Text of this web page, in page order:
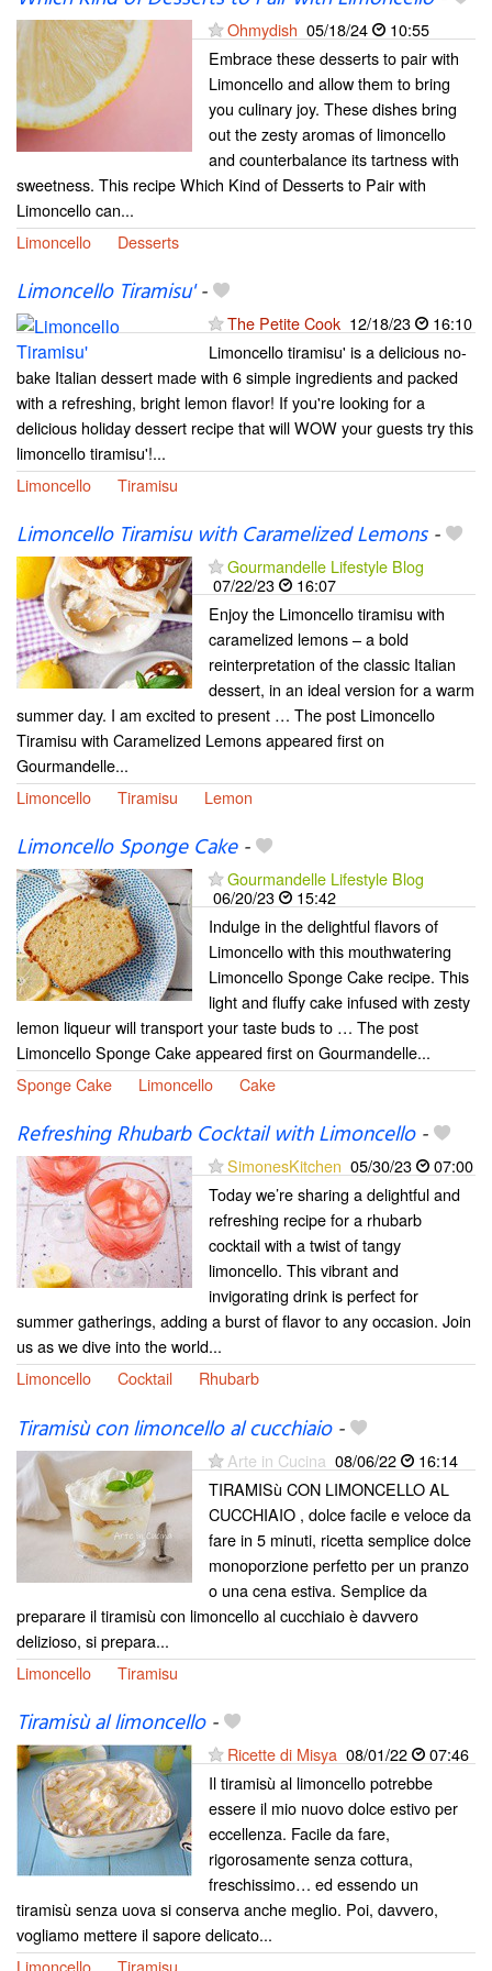
Ohmydish 05/18/24
10:55
Embrace these desserts to pair with
Limoncello and allow them to bring
you culinary joy. These dishes bring
out the zesty aromas of limoncello
and counterbalance its tartness with
sweetness. This recipe Which Kind of Desserts to Pair with
Limoncello can...
Limoncello
Desserts
Limoncello Tiramisu'-
The Petite Cook 12/18/23
16:10
Limoncello tiramisu' is a delicious no-
bake Italian dessert made with 6 simple ingredients and packed
with a refreshing, bright lemon flavor! If you're looking for a
delicious holiday dessert recipe that will WOW your guests try this
limoncello tiramisu'!...
Limoncello
Tiramisu
Limoncello Tiramisu with Caramelized Lemons-
Gourmandelle Lifestyle Blog
07/22/23
16:07
Enjoy the Limoncello tiramisu with
caramelized lemons – a bold
reinterpretation of the classic Italian
dessert, in an ideal version for a warm
summer day. I am excited to present … The post Limoncello
Tiramisu with Caramelized Lemons appeared first on
Gourmandelle...
Limoncello
Tiramisu Lemon
Limoncello Sponge Cake-
Gourmandelle Lifestyle Blog
06/20/23
15:42
Indulge in the delightful flavors of
Limoncello with this mouthwatering
Limoncello Sponge Cake recipe. This
light and fluffy cake infused with zesty
lemon liqueur will transport your taste buds to … The post
Limoncello Sponge Cake appeared first on Gourmandelle...
Sponge Cake
Limoncello Cake
Refreshing Rhubarb Cocktail with Limoncello-
SimonesKitchen 05/30/23
07:00
Today we’re sharing a delightful and
refreshing recipe for a rhubarb
cocktail with a twist of tangy
limoncello. This vibrant and
invigorating drink is perfect for
summer gatherings, adding a burst of flavor to any occasion. Join
us as we dive into the world...
Limoncello
Cocktail Rhubarb
Tiramisù con limoncello al cucchiaio-
Arte in Cucina 08/06/22
16:14
TIRAMISù CON LIMONCELLO AL
CUCCHIAIO , dolce facile e veloce da
fare in 5 minuti, ricetta semplice dolce
monoporzione perfetto per un pranzo
o una cena estiva. Semplice da
preparare il tiramisù con limoncello al cucchiaio è davvero
delizioso, si prepara...
Limoncello
Tiramisu
Tiramisù al limoncello-
Ricette di Misya 08/01/22
07:46
Il tiramisù al limoncello potrebbe
essere il mio nuovo dolce estivo per
eccellenza. Facile da fare,
rigorosamente senza cottura,
freschissimo… ed essendo un
tiramisù senza uova si conserva anche meglio. Poi, davvero,
vogliamo mettere il sapore delicato...
Limoncello
Tiramisu